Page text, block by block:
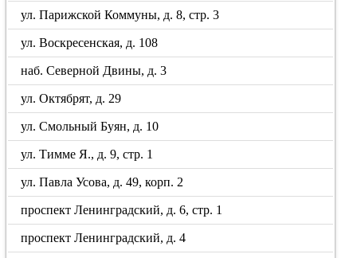
ул. Парижской Коммуны, д. 8, стр. 3
ул. Воскресенская, д. 108
наб. Северной Двины, д. 3
ул. Октябрят, д. 29
ул. Смольный Буян, д. 10
ул. Тимме Я., д. 9, стр. 1
ул. Павла Усова, д. 49, корп. 2
проспект Ленинградский, д. 6, стр. 1
проспект Ленинградский, д. 4